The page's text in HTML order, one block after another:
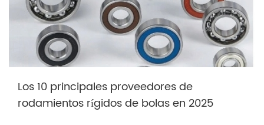
Los 10 principales proveedores de
rodamientos rígidos de bolas en 2025